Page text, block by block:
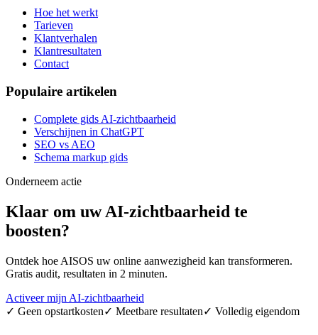
Hoe het werkt
Tarieven
Klantverhalen
Klantresultaten
Contact
Populaire artikelen
Complete gids AI-zichtbaarheid
Verschijnen in ChatGPT
SEO vs AEO
Schema markup gids
Onderneem actie
Klaar om uw AI-zichtbaarheid te
boosten?
Ontdek hoe AISOS uw online aanwezigheid kan transformeren.
Gratis audit, resultaten in 2 minuten.
Activeer mijn AI-zichtbaarheid
✓ Geen opstartkosten✓ Meetbare resultaten✓ Volledig eigendom